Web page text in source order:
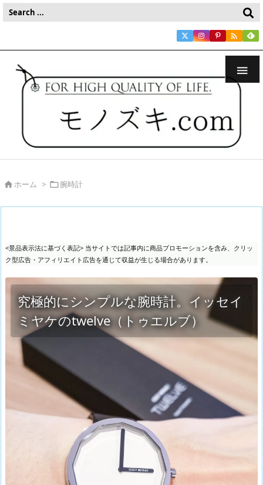


ホーム > 腕時計
<景品表示法に基づく表記> 当サイトでは記事内に商品プロモーションを含み、クリッ
ク型広告・アフィリエイト広告を通じて収益が生じる場合があります。
究極的にシンプルな腕時計。イッセイ
ミヤケのtwelve（トゥエルブ）